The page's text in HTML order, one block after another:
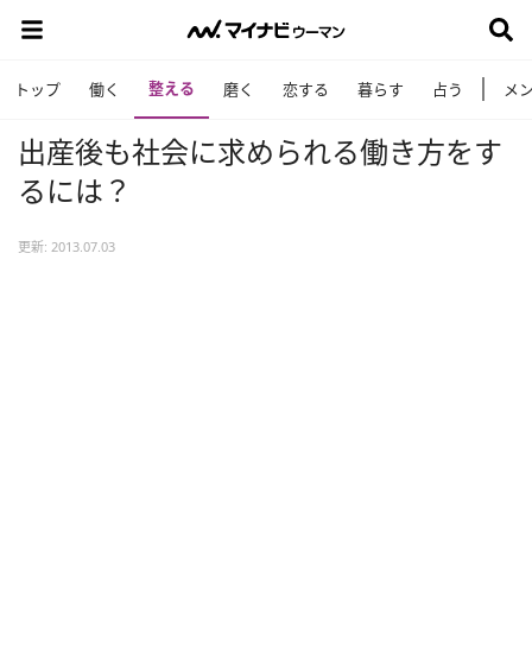
トップ 働く 整える 磨く 恋する 暮らす 占う メ
出産後も社会に求められる働き方をす
るには？
更新: 2013.07.03